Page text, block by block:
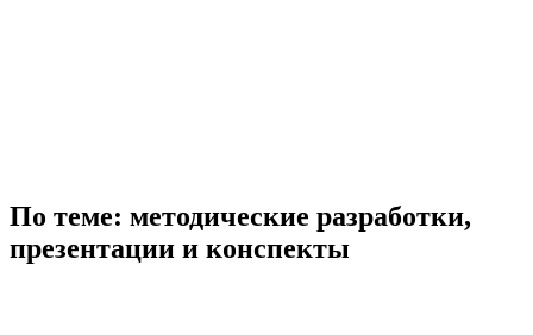
По теме: методические разработки,
презентации и конспекты